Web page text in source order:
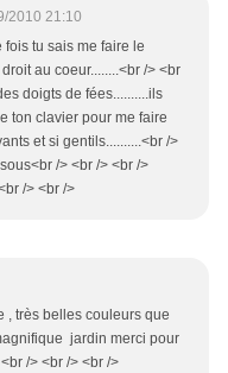
2010 21:10
fois tu sais me faire le
au coeur........<br /> <br
doigts de fées..........ils
ton clavier pour me faire
et si gentils..........<br />
/> <br /> <br />
/> <br />
, très belles couleurs que
jardin merci pour
/> <br /> <br />